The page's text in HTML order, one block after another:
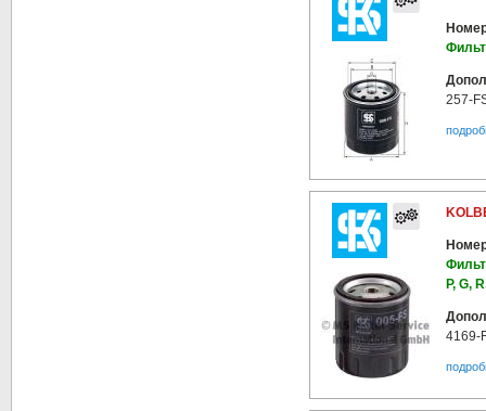
257-
P, G,
4169-